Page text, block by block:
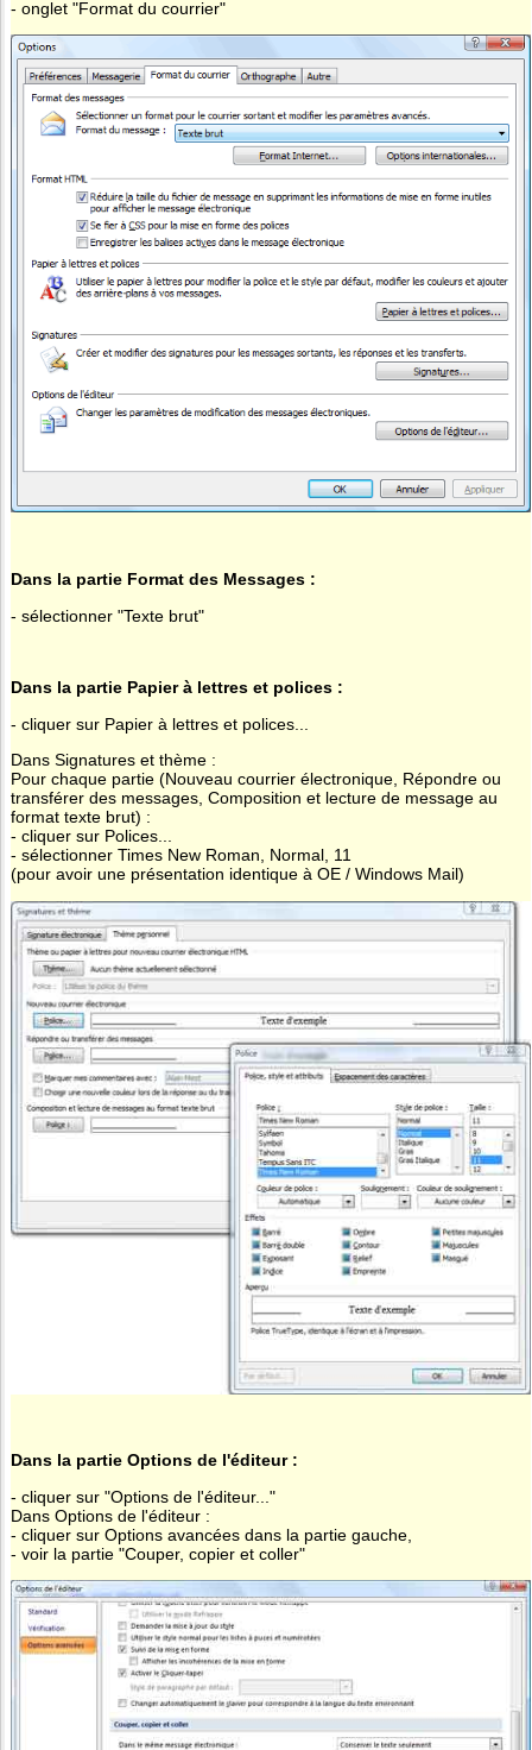
- onglet "Format du courrier"
Dans la partie Format des Messages :
- sélectionner "Texte brut"
Dans la partie Papier à lettres et polices :
- cliquer sur Papier à lettres et polices...
Dans Signatures et thème :
Pour chaque partie (Nouveau courrier électronique, Répondre ou
transférer des messages, Composition et lecture de message au
format texte brut) :
- cliquer sur Polices...
- sélectionner Times New Roman, Normal, 11
(pour avoir une présentation identique à OE / Windows Mail)
Dans la partie Options de l'éditeur :
- cliquer sur "Options de l'éditeur..."
Dans Options de l'éditeur :
- cliquer sur Options avancées dans la partie gauche,
- voir la partie "Couper, copier et coller"